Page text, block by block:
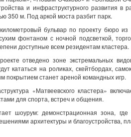
и инфраструктурного
350 м. Под аркой моста разбит парк.
бульвар по проекту бюро
фонтаном с ночной подсветкой,
доступные всем резидентам
отведено зоне экстремальных
кататься на роликах, скейтбордах,
покрытием станет ареной командных игр.
«Матвеевского кластера»
для спорта, встреч и общения.
шоурум: демонстрационная зона,
архитектуры и благоустройства,